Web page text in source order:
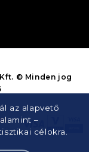
az alapvető
–
célokra.
© Minden jog